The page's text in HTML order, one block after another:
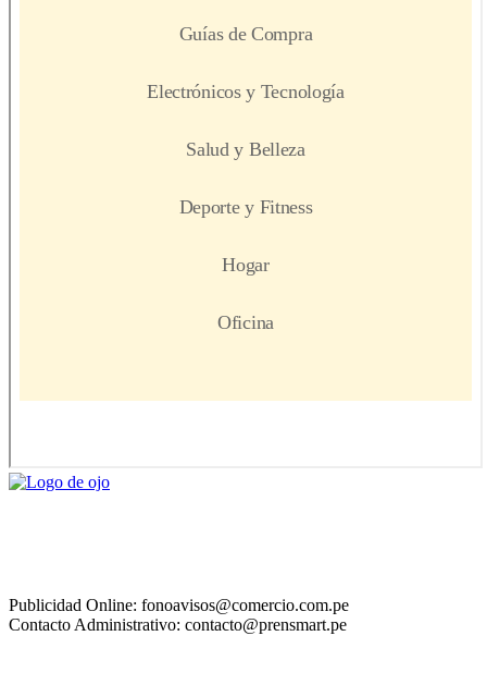
Publicidad Online: fonoavisos@comercio.com.pe
Contacto Administrativo: contacto@prensmart.pe